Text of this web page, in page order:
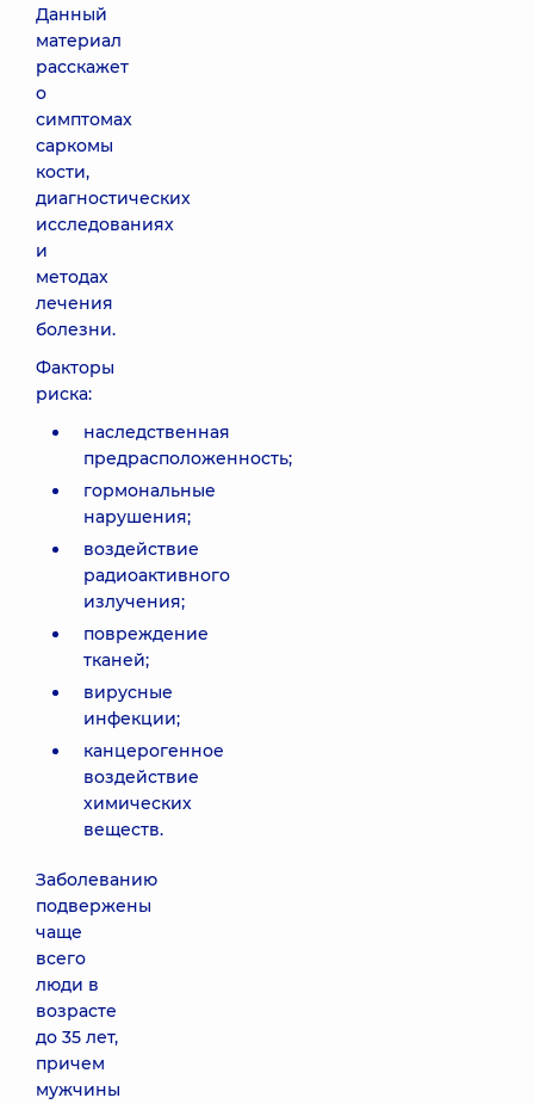
Данный
материал
расскажет
о
симптомах
саркомы
кости,
диагностических
исследованиях
и
методах
лечения
болезни.
Факторы
риска:
наследственная
предрасположенность;
гормональные
нарушения;
воздействие
радиоактивного
излучения;
повреждение
тканей;
вирусные
инфекции;
канцерогенное
воздействие
химических
веществ.
Заболеванию
подвержены
чаще
всего
люди в
возрасте
до 35 лет,
причем
мужчины